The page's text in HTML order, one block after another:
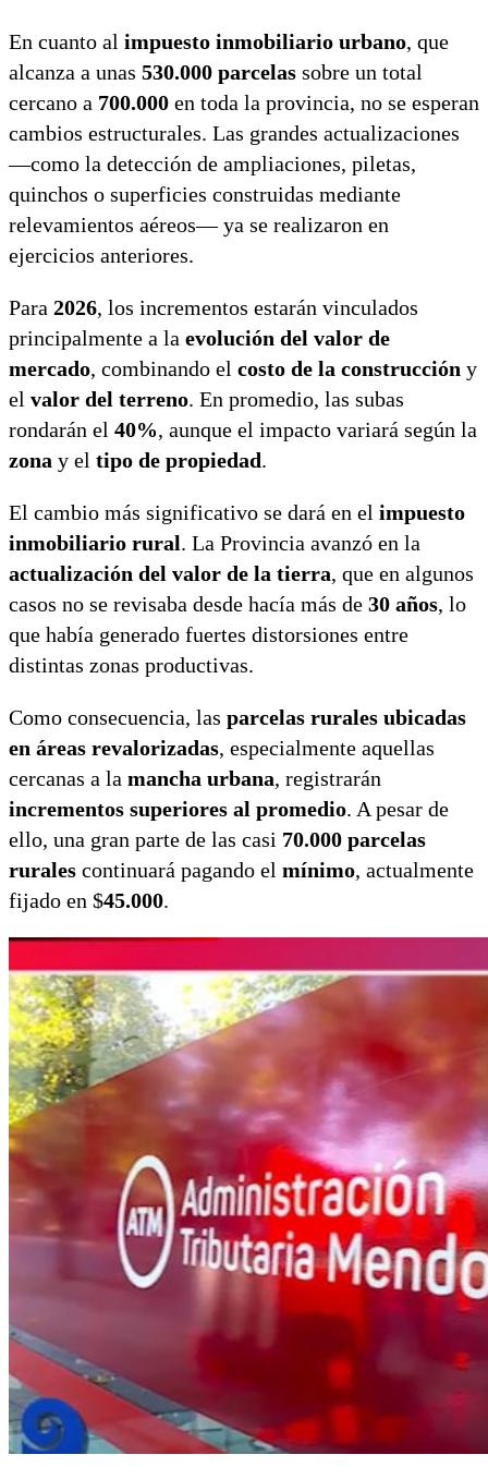
En cuanto al impuesto inmobiliario urbano, que
alcanza a unas 530.000 parcelas sobre un total
cercano a 700.000 en toda la provincia, no se esperan
cambios estructurales. Las grandes actualizaciones
—como la detección de ampliaciones, piletas,
quinchos o superficies construidas mediante
relevamientos aéreos— ya se realizaron en
ejercicios anteriores.
Para 2026, los incrementos estarán vinculados
principalmente a la evolución del valor de
mercado, combinando el costo de la construcción y
el valor del terreno. En promedio, las subas
rondarán el 40%, aunque el impacto variará según la
zona y el tipo de propiedad.
El cambio más significativo se dará en el impuesto
inmobiliario rural. La Provincia avanzó en la
actualización del valor de la tierra, que en algunos
casos no se revisaba desde hacía más de 30 años, lo
que había generado fuertes distorsiones entre
distintas zonas productivas.
Como consecuencia, las parcelas rurales ubicadas
en áreas revalorizadas, especialmente aquellas
cercanas a la mancha urbana, registrarán
incrementos superiores al promedio. A pesar de
ello, una gran parte de las casi 70.000 parcelas
rurales continuará pagando el mínimo, actualmente
fijado en $45.000.